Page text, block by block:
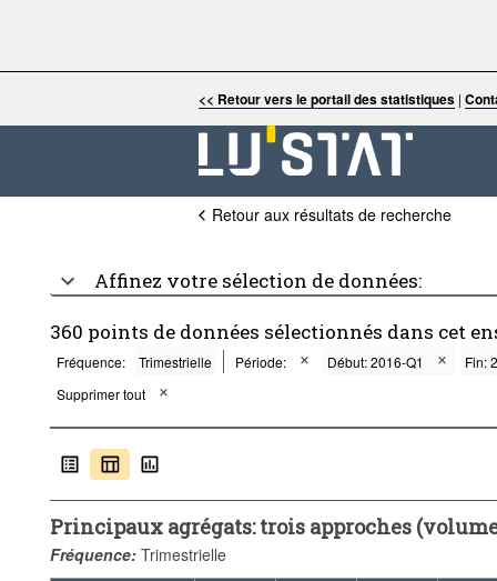
<< Retour vers le portail des statistiques |
Retour aux résultats de recherche
Affinez votre sélection de données:
360 points de données sélectionnés dans cet
Fréquence: Trimestrielle Période: Début: 2016-Q1
Fin:
Supprimer tout
Principaux agrégats: trois approches
Fréquence: Trimestrielle